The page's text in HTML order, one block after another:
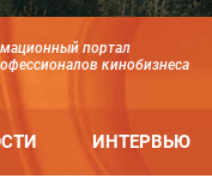
портал
кинобизнеса
ИНТЕРВЬЮ